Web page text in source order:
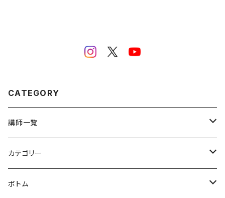
CATEGORY
講師一覧
井手史竜
高橋謙人
カテゴリー
セミナー
ボトム